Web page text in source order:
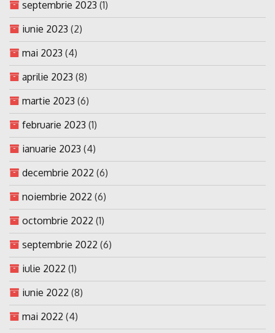
septembrie 2023 (1)
iunie 2023 (2)
mai 2023 (4)
aprilie 2023 (8)
martie 2023 (6)
februarie 2023 (1)
ianuarie 2023 (4)
decembrie 2022 (6)
noiembrie 2022 (6)
octombrie 2022 (1)
septembrie 2022 (6)
iulie 2022 (1)
iunie 2022 (8)
mai 2022 (4)